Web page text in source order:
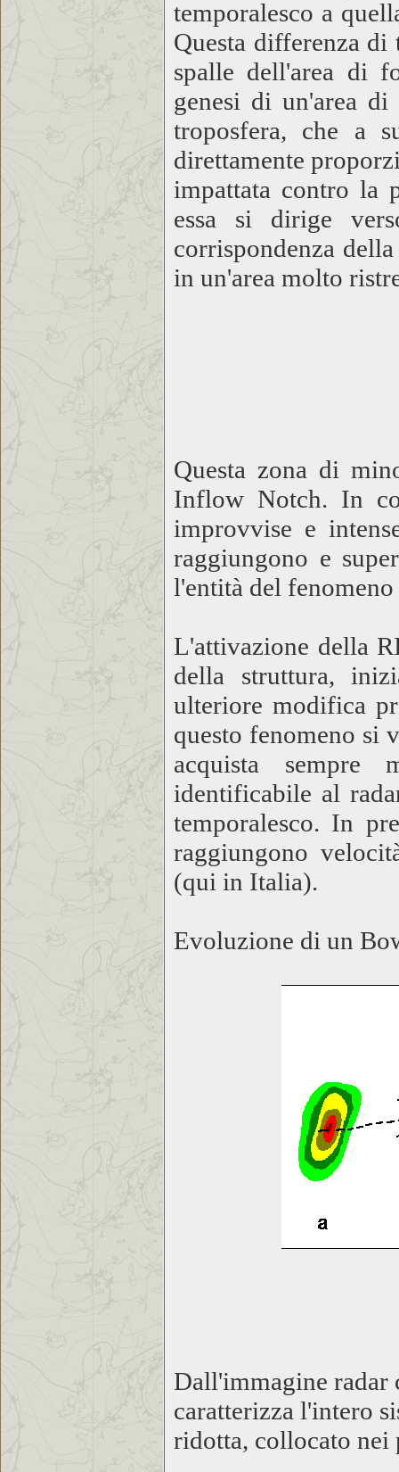
temporalesco a
Questa differenza di
spalle dell'area di
genesi di un'area di
troposfera, che a
direttamente
impattata contro la
essa si dirige
corrispondenza
in un'area molto
Questa zona di
Inflow Notch. In
improvvise e
raggiungono e
l'entità del
L'attivazione della
della struttura,
ulteriore modifica
questo fenomeno si
acquista sempre
identificabile al
temporalesco. In
raggiungono
(qui in Italia).
Evoluzione di un
Dall'immagine radar
caratterizza l'intero
ridotta, collocato nei